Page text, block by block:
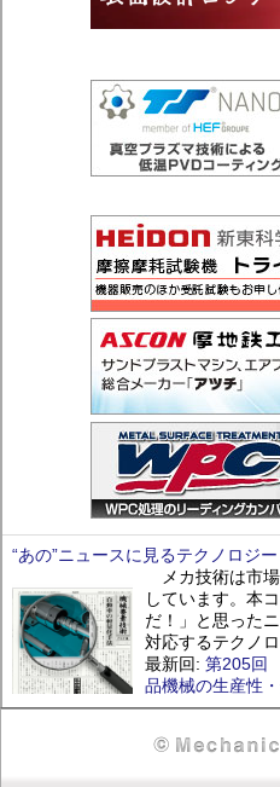
ジ
“あの”ニュースに見るテクノロジー
メカ技術は市
しています。本
だ！」と思った
対応するテクノ
最新回: 第205回
品機械の生産性